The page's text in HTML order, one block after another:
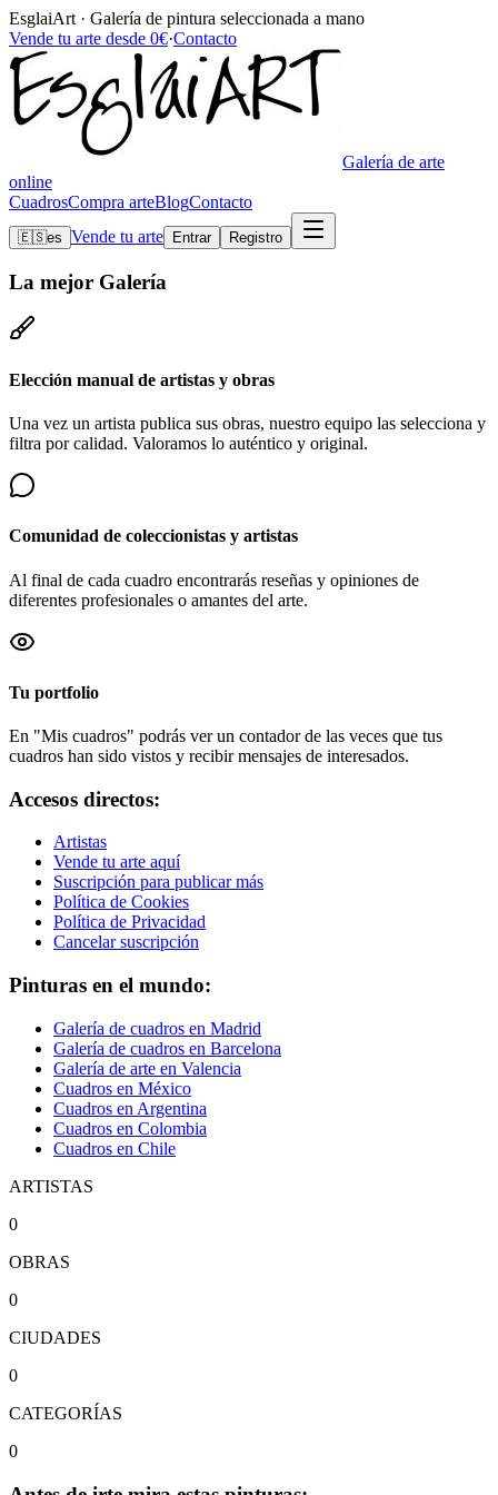
EsglaiArt · Galería de pintura seleccionada a mano
Vende tu arte desde 0€·Contacto
Galería de arte
online
CuadrosCompra arteBlogContacto
🇪🇸es Vende tu arte Entrar Registro
La mejor Galería
Elección manual de artistas y obras
Una vez un artista publica sus obras, nuestro equipo las selecciona y
filtra por calidad. Valoramos lo auténtico y original.
Comunidad de coleccionistas y artistas
Al final de cada cuadro encontrarás reseñas y opiniones de
diferentes profesionales o amantes del arte.
Tu portfolio
En "Mis cuadros" podrás ver un contador de las veces que tus
cuadros han sido vistos y recibir mensajes de interesados.
Accesos directos:
Artistas
Vende tu arte aquí
Suscripción para publicar más
Política de Cookies
Política de Privacidad
Cancelar suscripción
Pinturas en el mundo:
Galería de cuadros en Madrid
Galería de cuadros en Barcelona
Galería de arte en Valencia
Cuadros en México
Cuadros en Argentina
Cuadros en Colombia
Cuadros en Chile
ARTISTAS
0
OBRAS
0
CIUDADES
0
CATEGORÍAS
0